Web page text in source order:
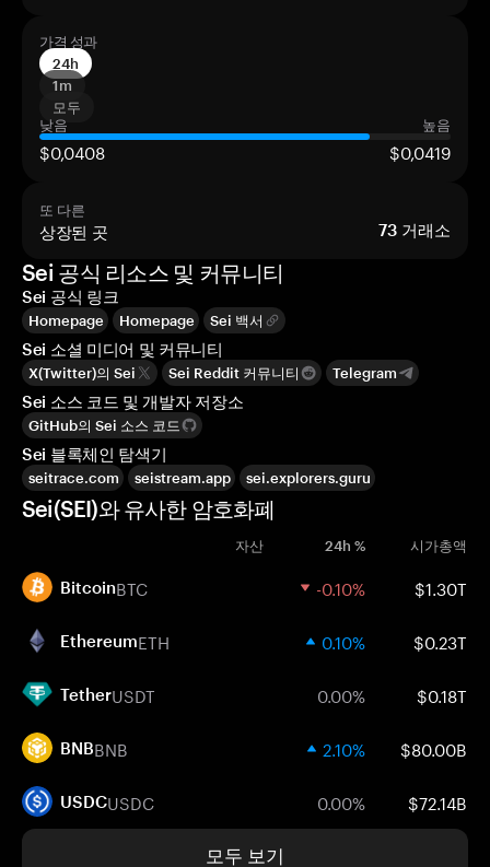
가격 성과
24h
1m
모두
낮음
높음
$0,0408 $0,0419
또 다른
상장된 곳 73 거래소
Sei 공식 리소스 및 커뮤니티
Sei 공식 링크
Homepage Homepage Sei 백서
Sei 소셜 미디어 및 커뮤니티
X(Twitter)의 Sei Sei Reddit 커뮤니티 Telegram
Sei 소스 코드 및 개발자 저장소
GitHub의 Sei 소스 코드
Sei 블록체인 탐색기
seitrace.com seistream.app sei.explorers.guru
Sei(SEI)와 유사한 암호화폐
자산 24h % 시가총액
BitcoinBTC -0.10% $1.30T
EthereumETH 0.10% $0.23T
TetherUSDT 0.00% $0.18T
BNBBNB 2.10% $80.00B
USDCUSDC 0.00% $72.14B
모두 보기